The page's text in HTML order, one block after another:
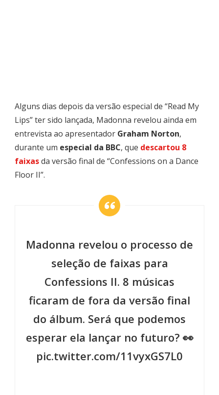
Alguns dias depois da versão especial de “Read My
Lips” ter sido lançada, Madonna revelou ainda em
entrevista ao apresentador Graham Norton,
durante um especial da BBC, que descartou 8
faixasda versão final de “Confessions on a Dance
Floor II”.
Madonna revelou o processo de
seleção de faixas para
Confessions II. 8 músicas
ficaram de fora da versão final
do álbum. Será que podemos
esperar ela lançar no futuro? 👀
pic.twitter.com/11vyxGS7L0